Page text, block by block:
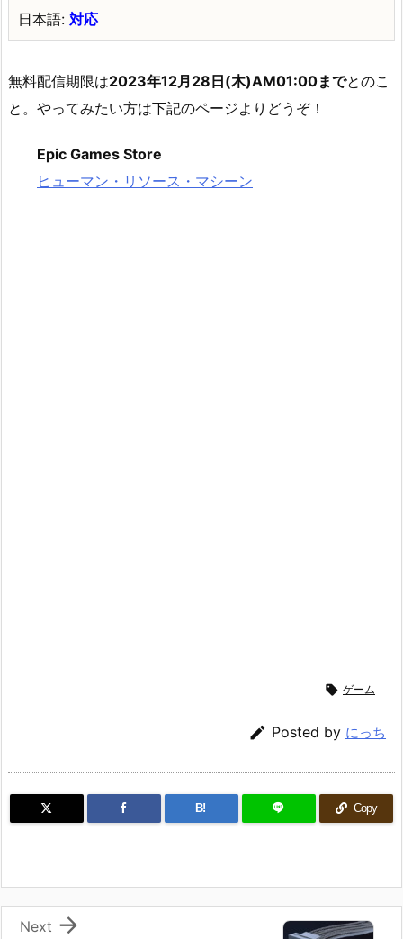
日本語: 対応
無料配信期限は2023年12月28日(木)AM01:00までとのこ
と。やってみたい方は下記のページよりどうぞ！
Epic Games Store
ヒューマン・リソース・マシーン
 ゲーム
 Posted by にっち
B! Copy

Next